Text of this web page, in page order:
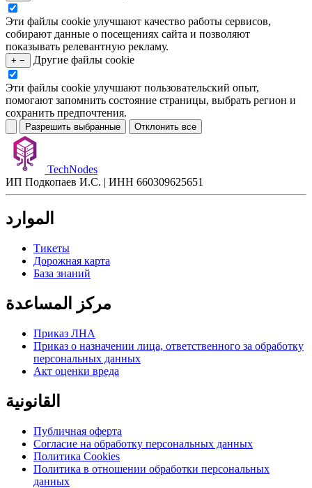
Эти файлы cookie улучшают качество работы сервисов,
собирают данные о посещениях сайта и позволяют
показывать релевантную рекламу.
+ − Другие файлы cookie
Эти файлы cookie улучшают пользовательский опыт,
помогают запомнить состояние страницы, выбрать регион и
сохранить предпочтения.
Разрешить выбранные Отклонить все
TechNodes
ИП Подкопаев И.С. | ИНН 660309625651
الموارد
Тикеты
Дорожная карта
База знаний
مركز المساعدة
Приказ ЛНА
Приказ о назначении лица, ответственного за обработку
персональных данных
Акт оценки вреда
القانونية
Публичная оферта
Согласие на обработку персональных данных
Политика Cookies
Политика в отношении обработки персональных
данных